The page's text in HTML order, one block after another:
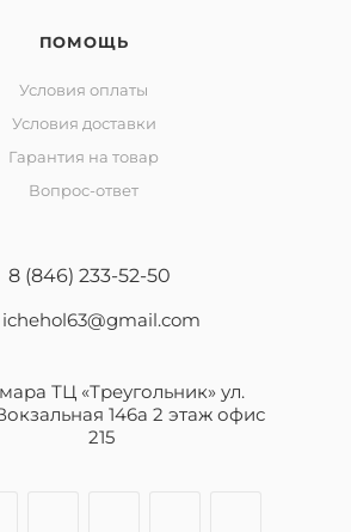
ПОМОЩЬ
Условия оплаты
Условия доставки
Гарантия на товар
Вопрос-ответ
8 (846) 233-52-50
ichehol63@gmail.com
ТЦ «Треугольник» ул.
146а 2 этаж офис
215